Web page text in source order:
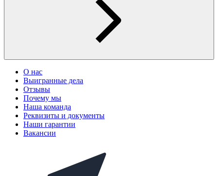
О нас
Выигранные дела
Отзывы
Почему мы
Наша команда
Реквизиты и документы
Наши гарантии
Вакансии